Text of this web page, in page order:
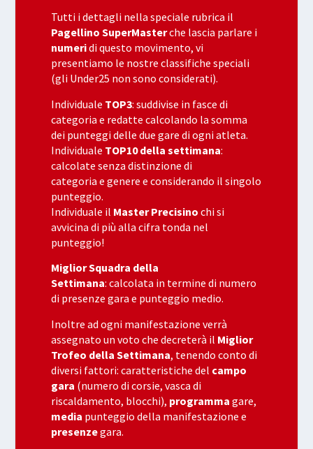
Tutti i dettagli nella speciale rubrica il
Pagellino SuperMasterche lascia parlare i
numeridi questo movimento, vi
presentiamo le nostre classifiche speciali
(gli Under25 non sono considerati).
Individuale TOP3: suddivise in fasce di
categoria e redatte calcolando la somma
dei punteggi delle due gare di ogni atleta.
Individuale TOP10 della settimana:
calcolate senza distinzione di
categoria e genere e considerando il singolo
punteggio.
Individuale il Master Precisino chi si
avvicina di più alla cifra tonda nel
punteggio!
Miglior Squadra della
Settimana: calcolata in termine di numero
di presenze gara e punteggio medio.
Inoltre ad ogni manifestazione verrà
assegnato un voto che decreterà il Miglior
Trofeo della Settimana, tenendo conto di
diversi fattori: caratteristiche del campo
gara (numero di corsie, vasca di
riscaldamento, blocchi), programma gare,
media punteggio della manifestazione e
presenzegara.